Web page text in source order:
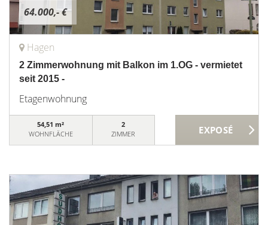
64.000,- €
Hagen
2 Zimmerwohnung mit Balkon im 1.OG - vermietet
seit 2015 -
Etagenwohnung
54,51 m²
WOHNFLÄCHE
2
ZIMMER